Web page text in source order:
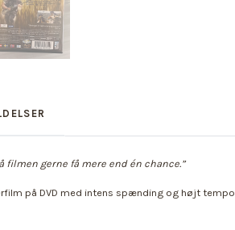
gerne få mere end én chance.”
på DVD med intens spænding og højt tempo.